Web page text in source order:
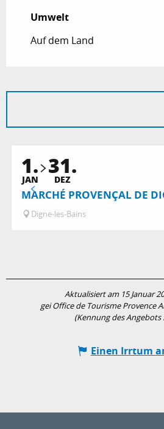
Umwelt
Umwelt
Auf dem Land
1.
JAN 31.
DEZ
MARCHÉ PROVENÇAL DE
Digne-les-Bains
Aktualisiert am 15 Januar
gei Office de Tourisme Provence
(Kennung des Angebots
Einen Irrtum